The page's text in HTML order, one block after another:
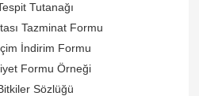
Tutanağı
Tazminat Formu
İndirim Formu
Formu Örneği
Sözlüğü